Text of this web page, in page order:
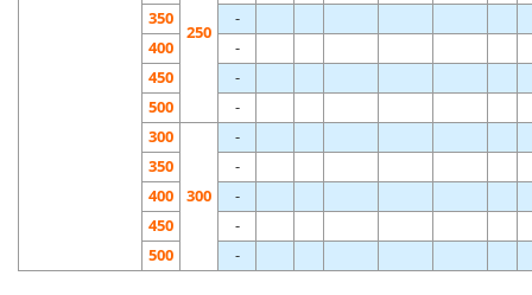
250
350
-
400
-
450
-
500
-
300
300
-
350
-
400
-
450
-
500
-